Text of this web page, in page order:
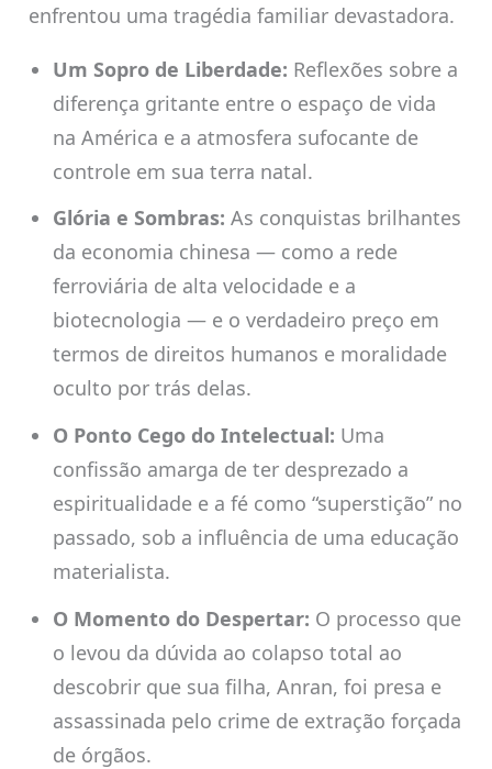
enfrentou uma tragédia familiar devastadora.
Um Sopro de Liberdade: Reflexões sobre a
diferença gritante entre o espaço de vida
na América e a atmosfera sufocante de
controle em sua terra natal.
Glória e Sombras: As conquistas brilhantes
da economia chinesa — como a rede
ferroviária de alta velocidade e a
biotecnologia — e o verdadeiro preço em
termos de direitos humanos e moralidade
oculto por trás delas.
O Ponto Cego do Intelectual: Uma
confissão amarga de ter desprezado a
espiritualidade e a fé como “superstição” no
passado, sob a influência de uma educação
materialista.
O Momento do Despertar: O processo que
o levou da dúvida ao colapso total ao
descobrir que sua filha, Anran, foi presa e
assassinada pelo crime de extração forçada
de órgãos.